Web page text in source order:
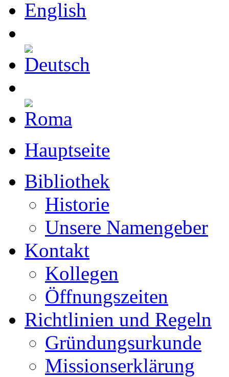
Hauptseite
Bibliothek
Historie
Unsere Namengeber
Kontakt
Kollegen
Öffnungszeiten
Richtlinien und Regeln
Gründungsurkunde
Missionserklärung